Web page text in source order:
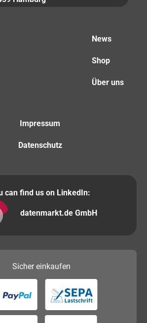
News
Shop
Über uns
Impressum
Datenschutz
can find us on LinkedIn:
datenmarkt.de GmbH
Sichereinkaufen